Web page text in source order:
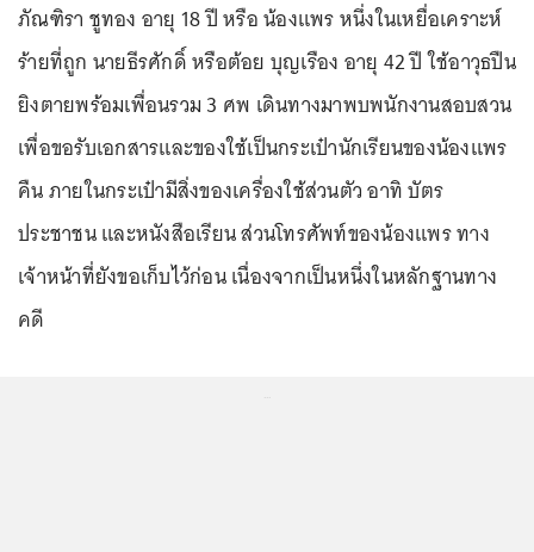
ภัณฑิรา ชูทอง อายุ 18 ปี หรือ น้องแพร หนึ่งในเหยื่อเคราะห์
ร้ายที่ถูก นายธีรศักดิ์ หรือต้อย บุญเรือง อายุ 42 ปี ใช้อาวุธปืน
ยิงตายพร้อมเพื่อนรวม 3 ศพ เดินทางมาพบพนักงานสอบสวน
เพื่อขอรับเอกสารและของใช้เป็นกระเป๋านักเรียนของน้องแพร
คืน ภายในกระเป๋ามีสิ่งของเครื่องใช้ส่วนตัว อาทิ บัตร
ประชาชน และหนังสือเรียน ส่วนโทรศัพท์ของน้องแพร ทาง
เจ้าหน้าที่ยังขอเก็บไว้ก่อน เนื่องจากเป็นหนึ่งในหลักฐานทาง
คดี